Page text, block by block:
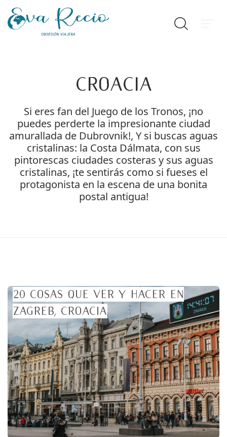
Croacia
Si eres fan del Juego de los Tronos, ¡no
puedes perderte la impresionante ciudad
amurallada de Dubrovnik!, Y si buscas aguas
cristalinas: la Costa Dálmata, con sus
pintorescas ciudades costeras y sus aguas
cristalinas, ¡te sentirás como si fueses el
protagonista en la escena de una bonita
postal antigua!
20 cosas que ver y hacer en
Zagreb, Croacia